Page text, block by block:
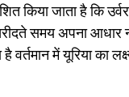
किया जाता है कि
समय अपना आधार
है वर्तमान में यूरिया